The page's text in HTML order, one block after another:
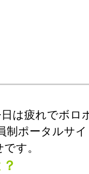
は疲れでボロ
制ポータルサ
す。